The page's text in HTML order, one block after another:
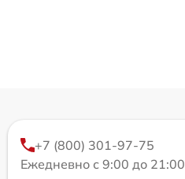
+7 (800) 301-97-75
Ежедневно с 9:00 до 21:00